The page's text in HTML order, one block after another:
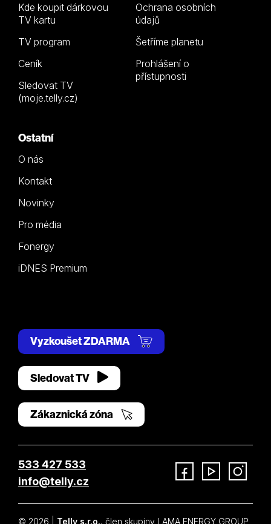
Kde koupit dárkovou
TV kartu
TV program
Ceník
Sledovat TV
(moje.telly.cz)
Ochrana osobních
údajů
Šetříme planetu
Prohlášení o
přístupnosti
Ostatní
O nás
Kontakt
Novinky
Pro média
Fonergy
iDNES Premium
Vyzkoušet ZDARMA
Sledovat TV
Zákaznická zóna
533 427 533
info@telly.cz
© 2026 | Telly s.r.o., člen skupiny LAMA ENERGY GROUP